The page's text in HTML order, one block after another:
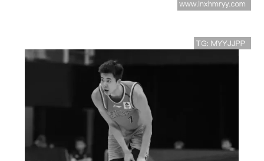
广州排球队以82分领跑锦
标赛积分榜展现强劲实力